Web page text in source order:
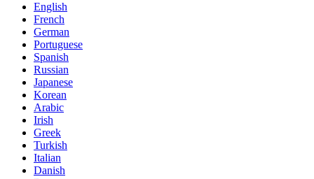
English
French
German
Portuguese
Spanish
Russian
Japanese
Korean
Arabic
Irish
Greek
Turkish
Italian
Danish